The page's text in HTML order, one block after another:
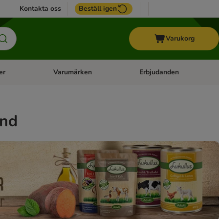
Kontakta oss Beställ igen
Varukorg
Häst Open category menu: Veterinärfoder
Varumärken Open category menu:
Erbjudanden